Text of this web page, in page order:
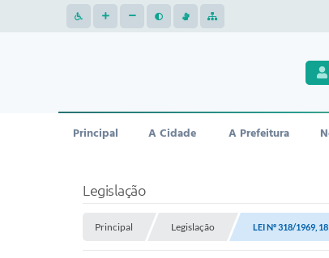
Principal A Cidade A Prefeitura
Legislação
Principal Legislação LEI Nº 318/1969,